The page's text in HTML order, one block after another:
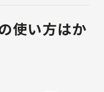
使い方はか